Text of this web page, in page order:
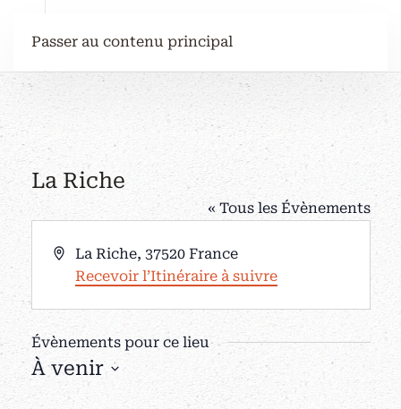
Passer au contenu principal
La Riche
« Tous les Évènements
Adresse
La Riche, 37520 France
Recevoir l’Itinéraire à suivre
Évènements pour ce lieu
À venir
Sélectionnez